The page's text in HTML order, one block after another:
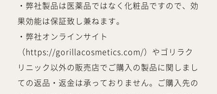
・弊社製品は医薬品ではなく化粧品ですので、効
果効能は保証致し兼ねます。
・弊社オンラインサイト
（https://gorillacosmetics.com/）やゴリラク
リニック以外の販売店でご購入の製品に関しまし
ての返品・返金は承っておりません。ご購入先の